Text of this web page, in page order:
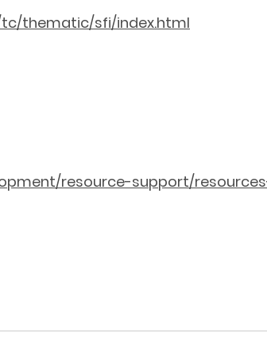
tc/thematic/sfi/index.html
resource-support/